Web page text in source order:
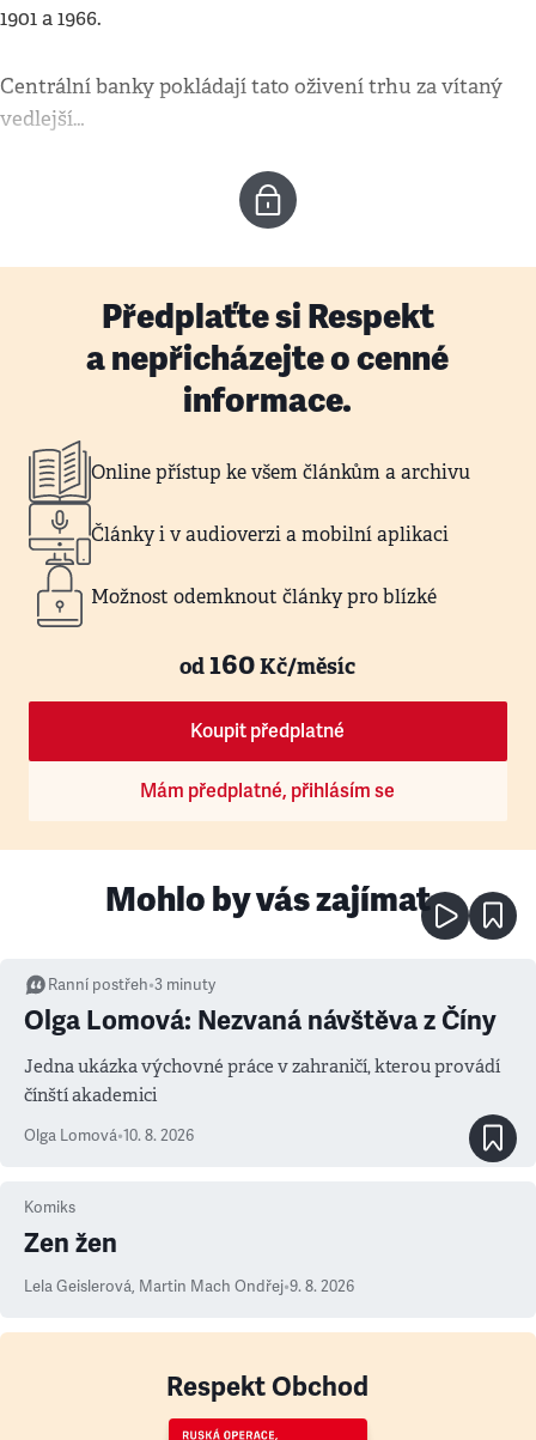
1901 a 1966.
Centrální banky pokládají tato oživení trhu za vítaný
vedlejší…
Předplaťte si Respekt
a nepřicházejte o cenné
informace.
Online přístup ke všem článkům a archivu
Články i v audioverzi a mobilní aplikaci
Možnost odemknout články pro blízké
od160Kč/měsíc
Koupit předplatné
Mám předplatné, přihlásím se
Mohlo by vás zajímat
Ranní postřeh•3 minuty
Olga Lomová: Nezvaná návštěva z Číny
Jedna ukázka výchovné práce v zahraničí, kterou provádí
čínští akademici
Olga Lomová•10. 8. 2026
Komiks
Zen žen
Lela Geislerová, Martin Mach Ondřej•9. 8. 2026
Respekt Obchod